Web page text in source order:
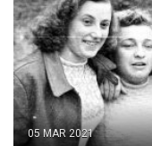
05 MAR 2021